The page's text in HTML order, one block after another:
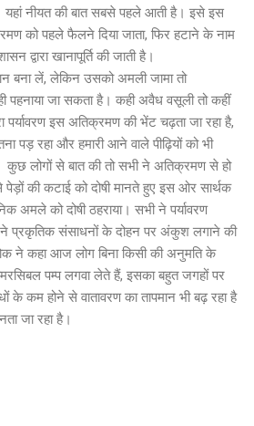
नीयत की बात सबसे पहले आती है। इसे इस
को पहले फैलने दिया जाता, फिर हटाने के नाम
द्वारा खानापूर्ति की जाती है।
बना लें, लेकिन उसको अमली जामा तो
ही पहनाया जा सकता है। कही अवैध वसूली तो कहीं
इस अतिक्रमण की भेंट चढ़ता जा रहा है,
पड़ रहा और हमारी आने वाले पीढ़ियों को भी
लोगों से बात की तो सभी ने अतिक्रमण से हो
की कटाई को दोषी मानते हुए इस ओर सार्थक
अमले को दोषी ठहराया। सभी ने पर्यावरण
ने प्रकृतिक संसाधनों के दोहन पर अंकुश लगाने की
ने कहा आज लोग बिना किसी की अनुमति के
पम्प लगवा लेते हैं, इसका बहुत जगहों पर
के कम होने से वातावरण का तापमान भी बढ़ रहा है
जा रहा है।